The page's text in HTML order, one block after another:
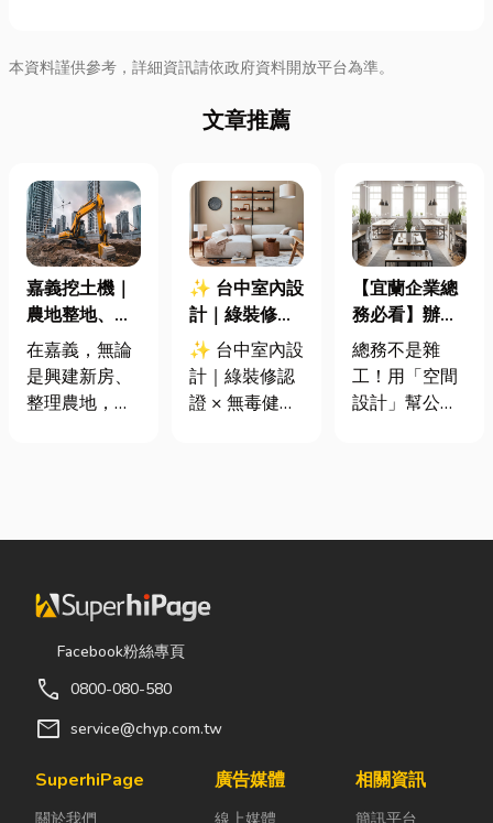
本資料謹供參考，詳細資訊請依政府資料開放平台為準。
文章推薦
嘉義挖土機｜
農地整地、基
地開挖、土方
清運
在嘉義，無論
是興建新房、
整理農地，還
的嘉義挖土
速完成開挖、
整地與回填工
作，更能大幅
間，提高工程
效率。對許多
言，從農田整
✨ 台中室內設
計｜綠裝修認
證 × 無毒健康
建材，打造安
全、舒適又有
✨ 台中室內設
計｜綠裝修認
證 × 無毒健康
其實一間專業
不只是提供空
生過程中，默
兼具美感、機
【宜蘭企業總
務必看】辦公
室如何打造高
效能職場？從
辦公桌椅、系
總務不是雜
工！用「空間
設計」幫公司
公室時，常覺
辦公室空間設
Facebook粉絲專頁
call 0800-080-580
mail service@chyp.com.tw
SuperhiPage
關於我們
廣告媒體
線上媒體
相關資訊
簡訊平台